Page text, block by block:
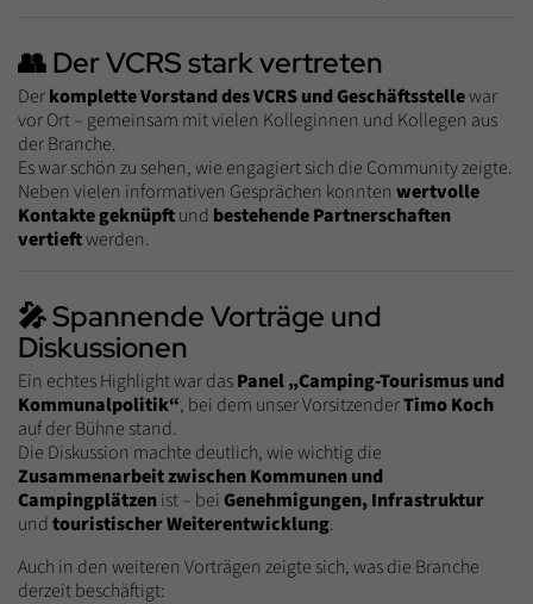
👥 Der VCRS stark vertreten
Derkomplette Vorstand des VCRS und Geschäftsstellewar
vor Ort – gemeinsam mit vielen Kolleginnen und Kollegen aus
der Branche.
Es war schön zu sehen, wie engagiert sich die Community zeigte.
Neben vielen informativen Gesprächen konnten wertvolle
Kontakte geknüpftund bestehende Partnerschaften
vertieftwerden.
🎤 Spannende Vorträge und
Diskussionen
Ein echtes Highlight war dasPanel „Camping-Tourismus und
Kommunalpolitik“, bei dem unser VorsitzenderTimo Koch
auf der Bühne stand.
Die Diskussion machte deutlich, wie wichtig die
Zusammenarbeit zwischen Kommunen und
Campingplätzenist – beiGenehmigungen, Infrastruktur
undtouristischer Weiterentwicklung.
Auch in den weiteren Vorträgen zeigte sich, was die Branche
derzeit beschäftigt: